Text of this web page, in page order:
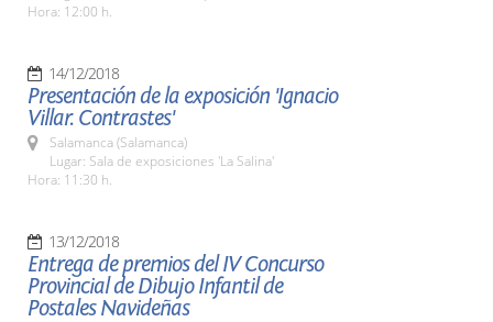
Hora: 12:00 h.
14/12/2018
Presentación de la exposición 'Ignacio
Villar. Contrastes'
Salamanca (Salamanca)
Lugar: Sala de exposiciones 'La Salina'
Hora: 11:30 h.
13/12/2018
Entrega de premios del IV Concurso
Provincial de Dibujo Infantil de
Postales Navideñas